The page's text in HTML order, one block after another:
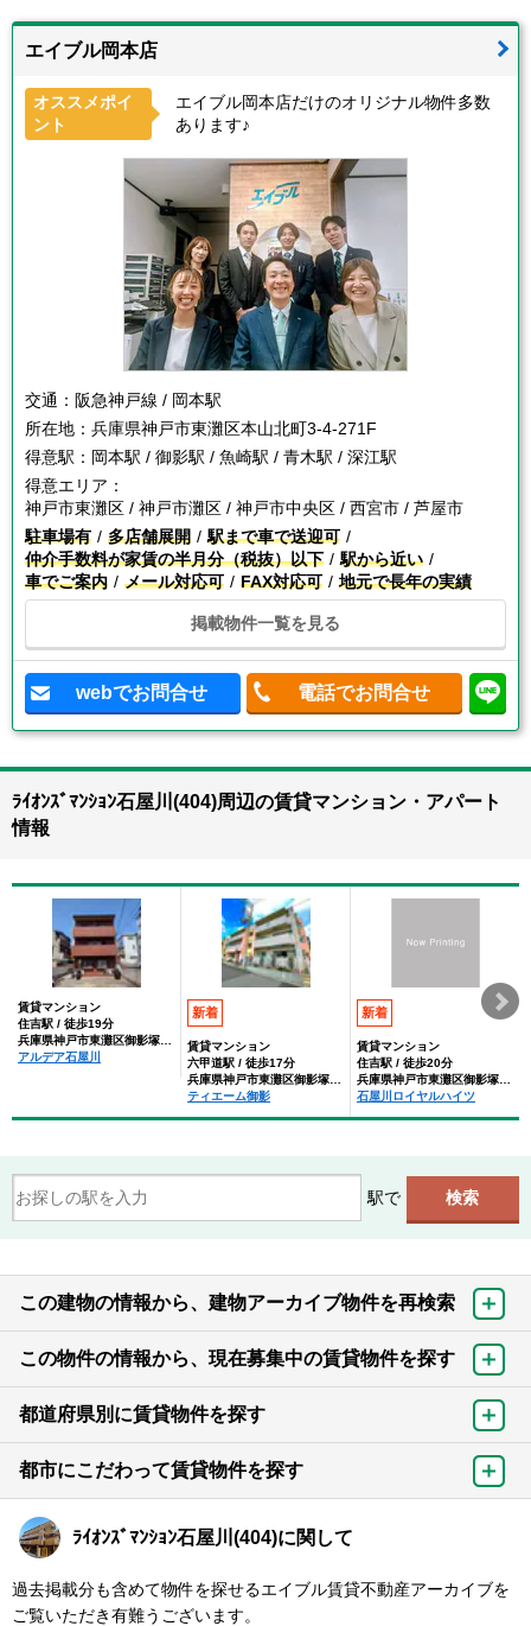
エイブル岡本店
オススメポイ
ント
エイブル岡本店だけのオリジナル物件多数
あります♪
交通： 阪急神戸線 / 岡本駅
所在地： 兵庫県神戸市東灘区本山北町3-4-271F
得意駅： 岡本駅 / 御影駅 / 魚崎駅 / 青木駅 / 深江駅
得意エリア：
神戸市東灘区 / 神戸市灘区 / 神戸市中央区 / 西宮市 / 芦屋市
駐車場有
多店舗展開
駅まで車で送迎可
仲介手数料が家賃の半月分（税抜）以下
駅から近い
車でご案内
メール対応可 FAX対応可 地元で長年の実績
掲載物件一覧を見る
webでお問合せ 電話でお問合せ
ﾗｲｵﾝｽﾞﾏﾝｼｮﾝ石屋川(404)周辺の賃貸マンション・アパート
情報
賃貸マンション
住吉駅 / 徒歩19分
アルデア石屋川
新着
賃貸マンション
六甲道駅 / 徒歩17分
ティエーム御影
新着
賃貸マンション
住吉駅 / 徒歩20分
石屋川ロイヤルハイツ
駅で
この建物の情報から、建物アーカイブ物件を再検索
この物件の情報から、現在募集中の賃貸物件を探す
都道府県別に賃貸物件を探す
都市にこだわって賃貸物件を探す
ﾗｲｵﾝｽﾞﾏﾝｼｮﾝ石屋川(404)に関して
過去掲載分も含めて物件を探せるエイブル賃貸不動産アーカイブを
ご覧いただき有難うございます。